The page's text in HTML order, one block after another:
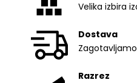
Velika izbira
Dostava
Razrez